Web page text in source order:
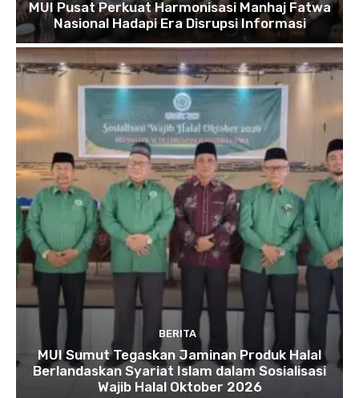
MUI Pusat Perkuat Harmonisasi Manhaj Fatwa
Nasional Hadapi Era Disrupsi Informasi
BERITA
MUI Sumut Tegaskan Jaminan Produk Halal
Berlandaskan Syariat Islam dalam Sosialisasi
Wajib Halal Oktober 2026